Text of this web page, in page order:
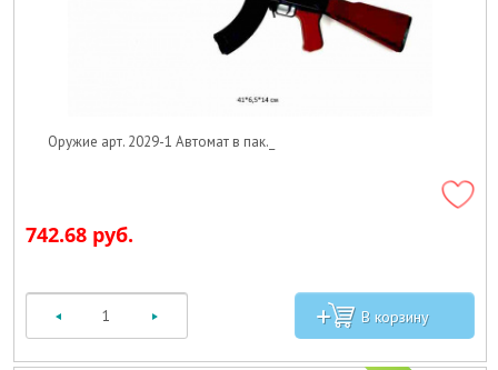
Оружие арт. 2029-1 Автомат в пак._
742.68 руб.